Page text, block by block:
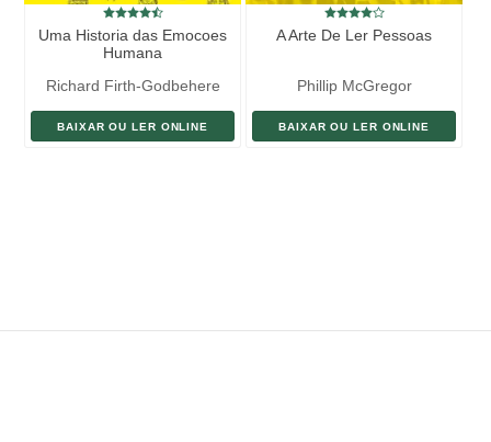
Uma Historia das Emocoes
Humana
Richard Firth-Godbehere
BAIXAR OU LER ONLINE
A Arte De Ler Pessoas
Phillip McGregor
BAIXAR OU LER ONLINE